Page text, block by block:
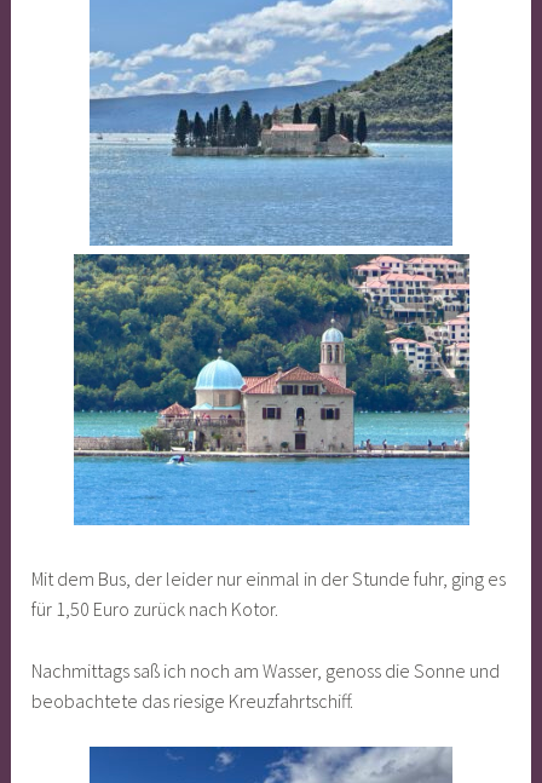
Mit dem Bus, der leider nur einmal in der Stunde fuhr, ging es
für 1,50 Euro zurück nach Kotor.
Nachmittags saß ich noch am Wasser, genoss die Sonne und
beobachtete das riesige Kreuzfahrtschiff.